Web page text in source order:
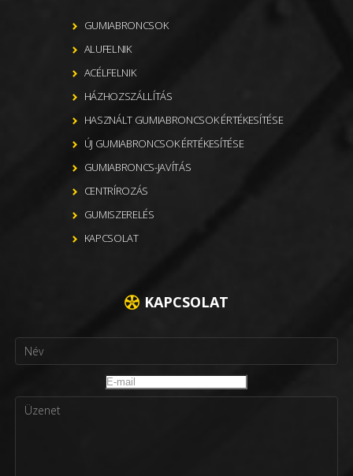
GUMIABRONCSOK
ALUFELNIK
ACÉLFELNIK
HÁZHOZSZÁLLÍTÁS
HASZNÁLT GUMIABRONCSOK ÉRTÉKESÍTÉSE
ÚJ GUMIABRONCSOK ÉRTÉKESÍTÉSE
GUMIABRONCS-JAVÍTÁS
CENTRÍROZÁS
GUMISZERELÉS
KAPCSOLAT
KAPCSOLAT